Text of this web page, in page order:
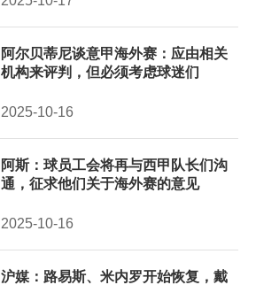
阿尔贝蒂尼谈意甲海外赛：应由相关
机构来评判，但必须考虑球迷们
2025-10-16
阿斯：球员工会将再与西甲队长们沟
通，征求他们关于海外赛的意见
2025-10-16
沪媒：路易斯、米内罗开始恢复，戴